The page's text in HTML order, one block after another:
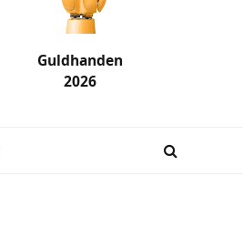
Guldhanden
2026